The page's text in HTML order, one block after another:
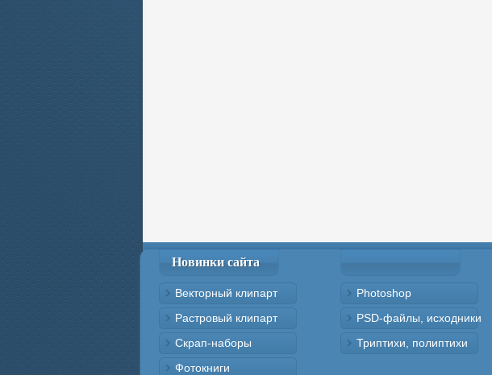
Новинки сайта
Векторный клипарт
Растровый клипарт
Скрап-наборы
Фотокниги
Photoshop
PSD-файлы, исходники
Триптихи, полиптихи